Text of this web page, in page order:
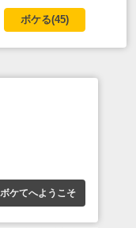
ボケる(45)
ボケてへようこそ